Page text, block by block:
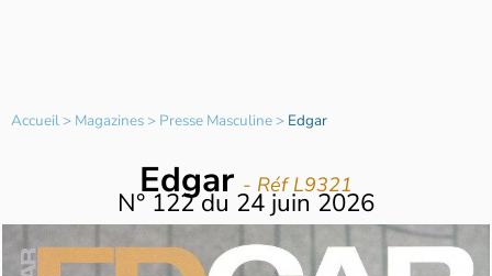
Accueil> Magazines> Presse Masculine> Edgar
Edgar - Réf L9321
N°122du 24 juin 2026